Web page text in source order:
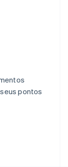
pontos